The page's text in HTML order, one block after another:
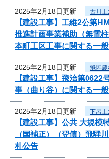
2025年2月18日更新 古川土
【建設工事】工維2公第
推進計画事業補助（無電
本町工区工事に関する一
2025年2月18日更新 飛騨農
【建設工事】飛治第
事（曲り谷）に関する一
2025年2月18日更新 下呂土
【建設工事】公共 大規模
（国補正）（翌債）飛騨
札公告